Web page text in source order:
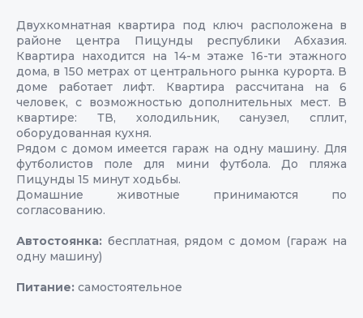
Двухкомнатная квартира под ключ расположена в
районе центра Пицунды республики Абхазия.
Квартира находится на 14-м этаже 16-ти этажного
дома, в 150 метрах от центрального рынка курорта. В
доме работает лифт. Квартира рассчитана на 6
человек, с возможностью дополнительных мест. В
квартире: ТВ, холодильник, санузел, сплит,
оборудованная кухня.
Рядом с домом имеется гараж на одну машину. Для
футболистов поле для мини футбола. До пляжа
Пицунды 15 минут ходьбы.
Домашние животные принимаются по
согласованию.
Автостоянка: бесплатная, рядом с домом (гараж на
одну машину)
Питание: самостоятельное